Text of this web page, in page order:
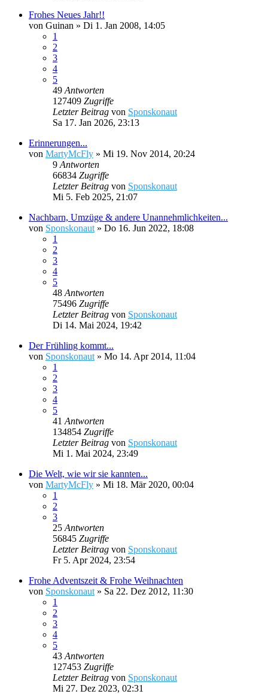
Frohes Neues Jahr!!
von Guinan » Di 1. Jan 2008, 14:05
1
2
3
4
5
49 Antworten
127409 Zugriffe
Letzter Beitrag von Sponskonaut
Sa 17. Jan 2026, 23:13
Erinnerungen...
von MartyMcFly » Mi 19. Nov 2014, 20:24
9 Antworten
66834 Zugriffe
Letzter Beitrag von Sponskonaut
Mi 5. Feb 2025, 21:07
Nachbarn, Umzüge & andere Unannehmlichkeiten...
von Sponskonaut » Do 16. Jun 2022, 18:08
1
2
3
4
5
48 Antworten
75496 Zugriffe
Letzter Beitrag von Sponskonaut
Di 14. Mai 2024, 19:42
Der Frühling kommt...
von Sponskonaut » Mo 14. Apr 2014, 11:04
1
2
3
4
5
41 Antworten
134854 Zugriffe
Letzter Beitrag von Sponskonaut
Mi 1. Mai 2024, 23:49
Die Welt, wie wir sie kannten...
von MartyMcFly » Mi 18. Mär 2020, 00:04
1
2
3
25 Antworten
56845 Zugriffe
Letzter Beitrag von Sponskonaut
Fr 5. Apr 2024, 23:54
Frohe Adventszeit & Frohe Weihnachten
von Sponskonaut » Sa 22. Dez 2012, 11:30
1
2
3
4
5
43 Antworten
127453 Zugriffe
Letzter Beitrag von Sponskonaut
Mi 27. Dez 2023, 02:31